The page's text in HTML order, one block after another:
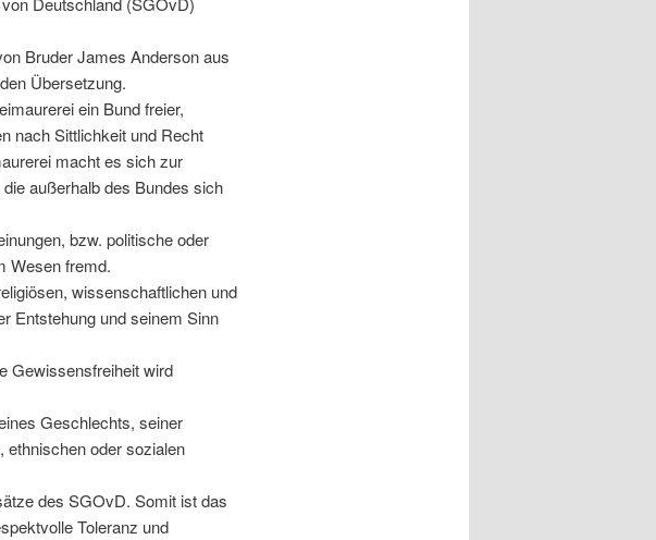
Bruder James Anderson aus
Übersetzung.
ein Bund freier,
nach Sittlichkeit und Recht
macht es sich zur
außerhalb des Bundes sich
bzw. politische oder
Wesen fremd.
wissenschaftlichen und
Entstehung und seinem Sinn
Gewissensfreiheit wird
Geschlechts, seiner
ethnischen oder sozialen
des SGOvD. Somit ist das
Toleranz und